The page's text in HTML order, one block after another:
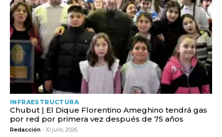
INFRAESTRUCTURA
Chubut | El Dique Florentino Ameghino tendrá gas
por red por primera vez después de 75 años
Redacción - 10 julio, 2026